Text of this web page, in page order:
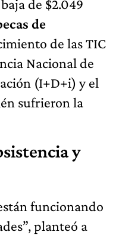
de
de las TIC
Nacional de
(I+D+i) y el
sufrieron la
planteó a
casa de altos